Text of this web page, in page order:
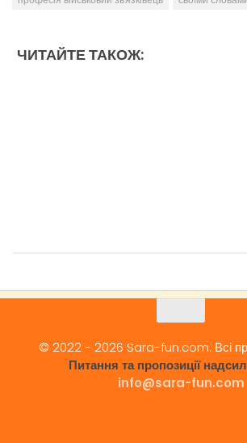
ЧИТАЙТЕ ТАКОЖ:
© 2022 - 2026 Sara-fun.com. Всі
Питання та пропозиції
info@sara-fun.com